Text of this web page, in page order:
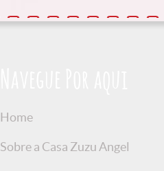
Home
Sobre a Casa Zuzu Angel